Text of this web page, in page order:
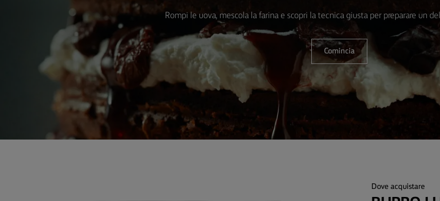
Rompi le uova, mescola la farina e scopri la tecnica giusta per preparare un
Comincia
Dove acquistare